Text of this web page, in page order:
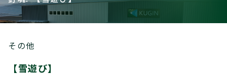
その他
【雪遊び】